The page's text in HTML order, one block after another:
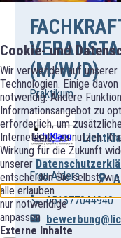
Cookie- und
Wir verwenden auf
Technologien. Einige
notwendig. Andere
Informationsangebot zu
erforderlich, um
Internetseite zu nutzen.
Wirkung für die Zukunft
unserer
entscheiden Sie selbst,
alle erlauben
nur notwendige
anpassen
Externe Inhalte
(M/W/D)
Praktikum
Frau Alders
051377044940